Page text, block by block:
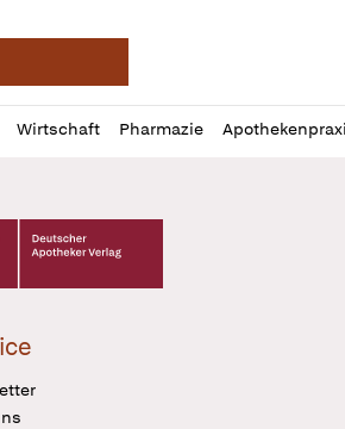
Wirtschaft Pharmazie
Apotheker Verlag Logo